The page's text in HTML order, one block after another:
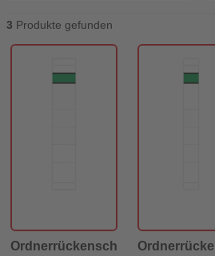
3 Produkte gefunden
Ordnerrückenschilder